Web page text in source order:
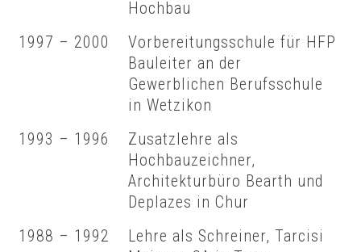
Hochbau
1997 – 2000
Vorbereitungsschule für HFP
Bauleiter an der
Gewerblichen Berufsschule
in Wetzikon
1993 – 1996
Zusatzlehre als
Hochbauzeichner,
Architekturbüro Bearth und
Deplazes in Chur
1988 – 1992
Lehre als Schreiner, Tarcisi